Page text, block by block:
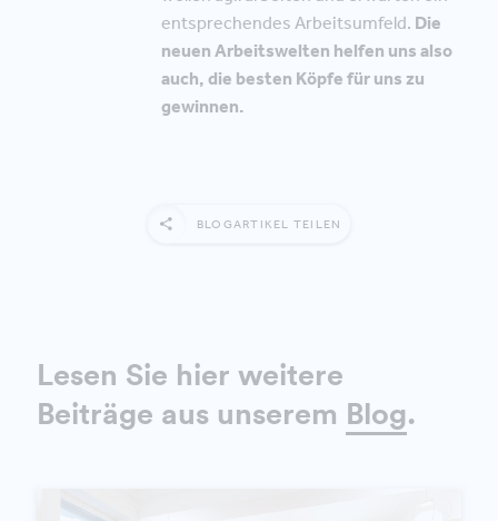
entsprechendes Arbeitsumfeld. Die
neuen Arbeitswelten helfen uns also
auch, die besten Köpfe für uns zu
gewinnen.
BLOGARTIKEL TEILEN
Lesen Sie hier weitere
Beiträge aus unserem Blog.